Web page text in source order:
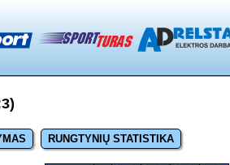
RUNGTYNIŲ STATISTIKA